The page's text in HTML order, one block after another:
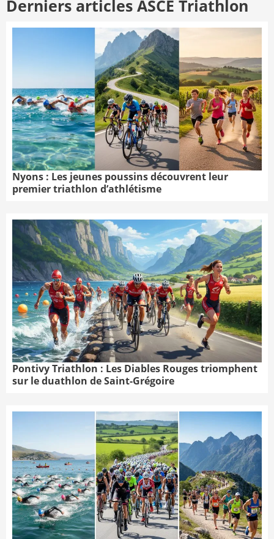
Derniers articles ASCE Triathlon
Nyons : Les jeunes poussins découvrent leur
premier triathlon d’athlétisme
Pontivy Triathlon : Les Diables Rouges triomphent
sur le duathlon de Saint-Grégoire